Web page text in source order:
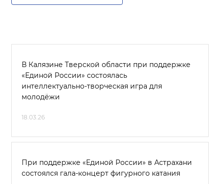
В Калязине Тверской области при поддержке
«Единой России» состоялась
интеллектуально‑творческая игра для
молодёжи
18.03.26
При поддержке «Единой России» в Астрахани
состоялся гала-концерт фигурного катания